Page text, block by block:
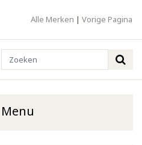
Alle Merken | Vorige Pagina
Search
Menu